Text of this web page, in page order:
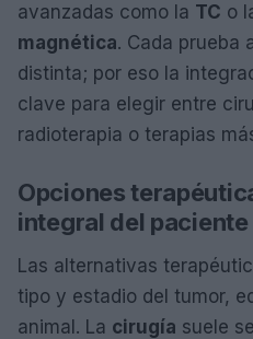
avanzadas como la TC o
magnética. Cada prueba
distinta; por eso la
clave para elegir entre
radioterapia o terapias
Opciones
integral del paciente
Las alternativas
tipo y estadio del tumor,
animal. La cirugía suele